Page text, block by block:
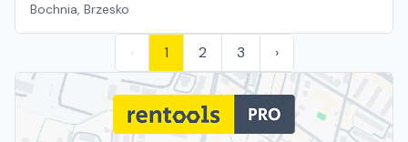
Bochnia, Brzesko
‹ 1 2 3 ›